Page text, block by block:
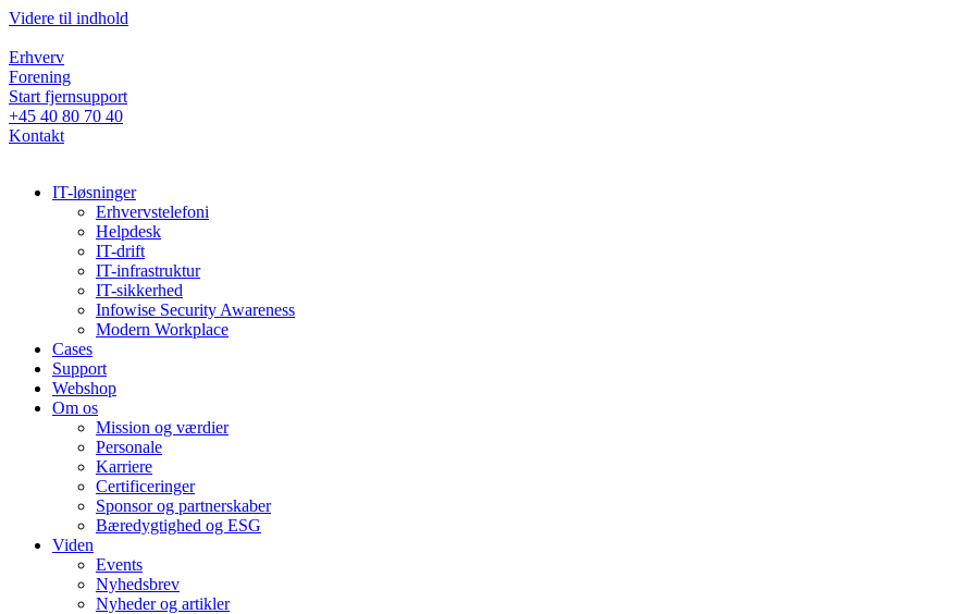
Videre til indhold
Erhverv
Forening
Start fjernsupport
+45 40 80 70 40
Kontakt
IT-løsninger
Erhvervstelefoni
Helpdesk
IT-drift
IT-infrastruktur
IT-sikkerhed
Infowise Security Awareness
Modern Workplace
Cases
Support
Webshop
Om os
Mission og værdier
Personale
Karriere
Certificeringer
Sponsor og partnerskaber
Bæredygtighed og ESG
Viden
Events
Nyhedsbrev
Nyheder og artikler